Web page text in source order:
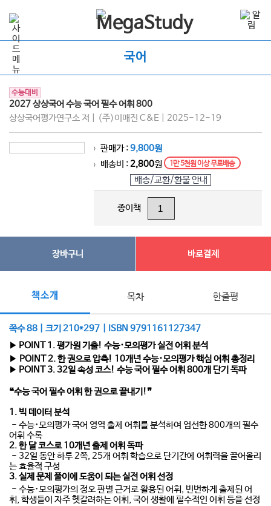
국어
수능대비
2027 상상국어 수능 국어 필수 어휘 800
상상국어평가연구소 저 | (주)이매진 C&E | 2025-12-19
> 판매가 :9,800원
> 배송비 :2,800원 1만 5천원 이상 무료배송
배송/교환/환불 안내
종이책
장바구니 바로결제
책소개 목차 한줄평
쪽수 88 | 크기 210*297 | ISBN 9791161127347
▶ POINT 1. 평가원 기출! 수능･모의평가 실전 어휘 분석
▶ POINT 2. 한 권으로 압축! 10개년 수능･모의평가 핵심 어휘 총정리
▶ POINT 3. 32일 속성 코스! 수능 국어 필수 어휘 800개 단기 독파
❝수능 국어 필수 어휘 한 권으로 끝내기!❞
1. 빅 데이터 분석
- 수능･모의평가 국어 영역 출제 어휘를 분석하여 엄선한 800개의 필수
어휘 수록
2. 한 달 코스로 10개년 출제 어휘 독파
- 32일 동안 하루 2쪽, 25개 어휘 학습으로 단기간에 어휘력을 끌어올리
는 효율적 구성
3. 실제 문제 풀이에 도움이 되는 실전 어휘 선정
- 수능･모의평가의 정오 판별 근거로 활용된 어휘, 빈번하게 출제된 어
휘, 학생들이 자주 헷갈려하는 어휘, 국어 생활에 필수적인 어휘 등을 선정